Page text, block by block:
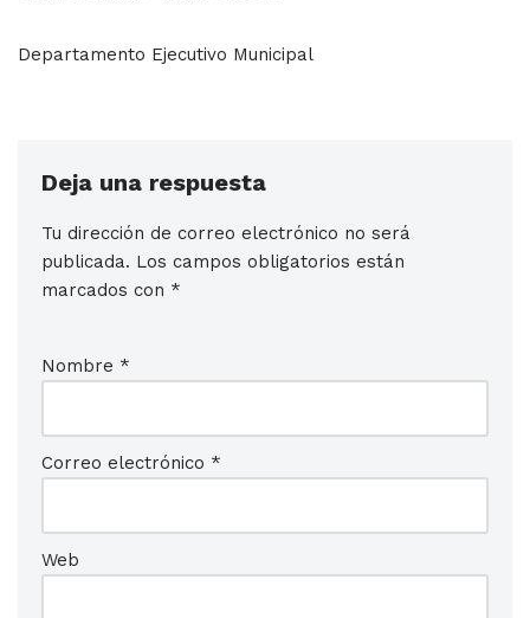
Departamento Ejecutivo Municipal
Deja una respuesta
Tu dirección de correo electrónico no será
publicada. Los campos obligatorios están
marcados con *
Nombre *
Correo electrónico *
Web